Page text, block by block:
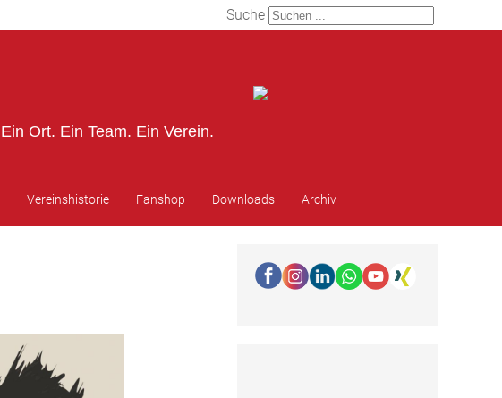
Suche
Ein Ort. Ein Team. Ein Verein.
Vereinshistorie Fanshop Downloads Archiv